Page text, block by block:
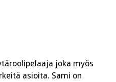
joka myös
asioita. Sami on